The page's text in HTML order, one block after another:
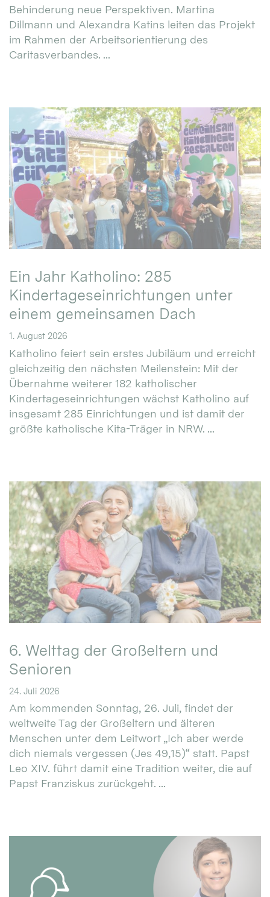
Behinderung neue Perspektiven. Martina
Dillmann und Alexandra Katins leiten das Projekt
im Rahmen der Arbeitsorientierung des
Caritasverbandes. ...
Ein Jahr Katholino: 285
Kindertageseinrichtungen unter
einem gemeinsamen Dach
1. August 2026
Katholino feiert sein erstes Jubiläum und erreicht
gleichzeitig den nächsten Meilenstein: Mit der
Übernahme weiterer 182 katholischer
Kindertageseinrichtungen wächst Katholino auf
insgesamt 285 Einrichtungen und ist damit der
größte katholische Kita-Träger in NRW. ...
6. Welttag der Großeltern und
Senioren
24. Juli 2026
Am kommenden Sonntag, 26. Juli, findet der
weltweite Tag der Großeltern und älteren
Menschen unter dem Leitwort „Ich aber werde
dich niemals vergessen (Jes 49,15)“ statt. Papst
Leo XIV. führt damit eine Tradition weiter, die auf
Papst Franziskus zurückgeht. ...